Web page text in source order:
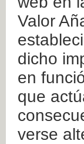
Valor
dicho
en
que
verse